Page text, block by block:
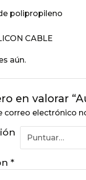
polipropileno
CABLE
aún.
en valorar
correo electrónico
*